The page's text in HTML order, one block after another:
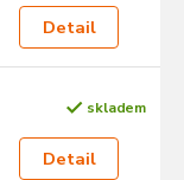
Detail
skladem
Detail